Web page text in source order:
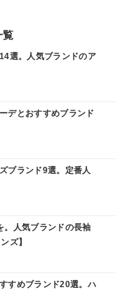
覧
選。人気ブランドのア
デとおすすめブランド
ブランド9選。定番人
。人気ブランドの長袖
ズ】
すめブランド20選。ハ